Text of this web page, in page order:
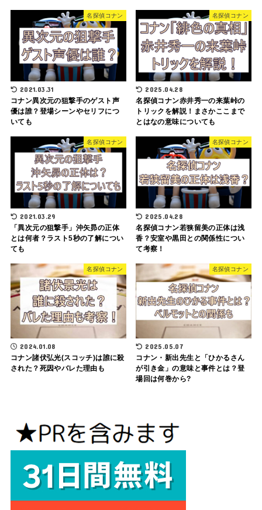
名探偵コナン
2021.03.31
コナン異次元の狙撃手のゲスト声
優は誰？登場シーンやセリフにつ
いても
名探偵コナン
2025.04.28
名探偵コナン赤井秀一の来葉峠の
トリックを解説！まさかここまで
とはなの意味についても
名探偵コナン
2021.03.29
「異次元の狙撃手」沖矢昴の正体
とは何者？ラスト5秒の了解につい
ても
名探偵コナン
2025.04.28
名探偵コナン若狭留美の正体は浅
香？安室や黒田との関係性につい
て考察！
名探偵コナン
2024.01.08
コナン諸伏弘光(スコッチ)は誰に殺
された？死因やバレた理由も
名探偵コナン
2025.05.07
コナン・新出先生と「ひかるさん
が引き金」の意味と事件とは？登
場回は何巻から?